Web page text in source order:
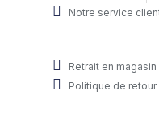
Notre service
Retrait en magasin
Politique de retour